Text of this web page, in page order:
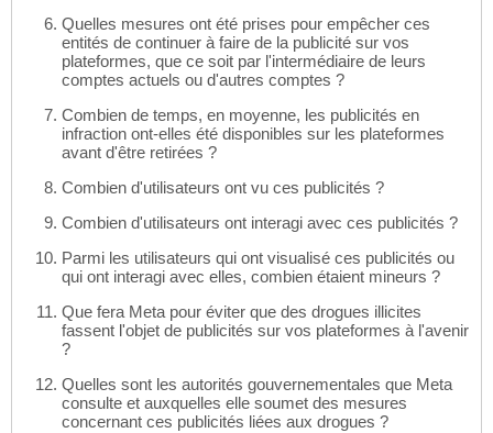
Quelles mesures ont été prises pour empêcher ces
entités de continuer à faire de la publicité sur vos
plateformes, que ce soit par l'intermédiaire de leurs
comptes actuels ou d'autres comptes ?
Combien de temps, en moyenne, les publicités en
infraction ont-elles été disponibles sur les plateformes
avant d'être retirées ?
Combien d'utilisateurs ont vu ces publicités ?
Combien d'utilisateurs ont interagi avec ces publicités ?
Parmi les utilisateurs qui ont visualisé ces publicités ou
qui ont interagi avec elles, combien étaient mineurs ?
Que fera Meta pour éviter que des drogues illicites
fassent l'objet de publicités sur vos plateformes à l'avenir
?
Quelles sont les autorités gouvernementales que Meta
consulte et auxquelles elle soumet des mesures
concernant ces publicités liées aux drogues ?